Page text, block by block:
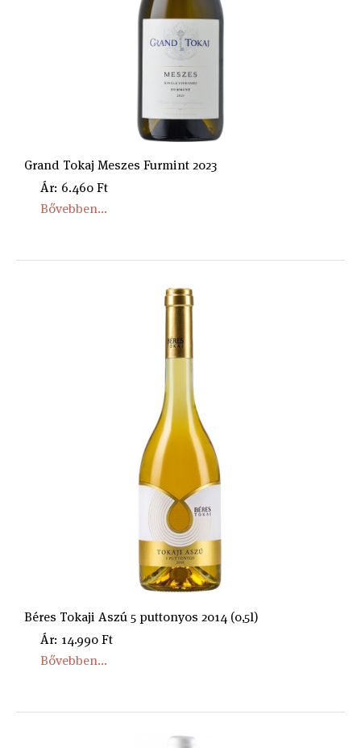
Grand Tokaj Meszes Furmint 2023
Ár: 6.460 Ft
Bővebben...
Béres Tokaji Aszú 5 puttonyos 2014 (0,5l)
Ár: 14.990 Ft
Bővebben...